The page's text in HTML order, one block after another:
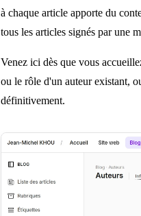
à chaque article apporte du
tous les articles signés par une
Venez ici dès que vous
ou le rôle d'un auteur existant,
définitivement.